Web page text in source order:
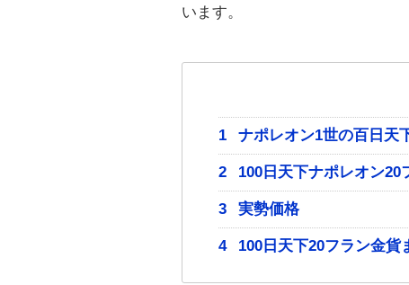
います。
1 ナポレオン1世の百日天
2 100日天下ナポレオン20
3 実勢価格
4 100日天下20フラン金貨